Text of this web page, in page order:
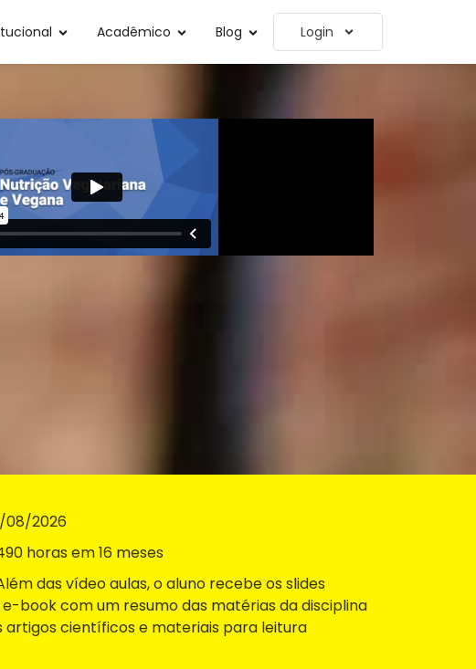
Acadêmico Blog Login
2026
horas em 16 meses
das vídeo aulas, o aluno recebe os slides
e-book com um resumo das matérias da disciplina
artigos científicos e materiais para leitura